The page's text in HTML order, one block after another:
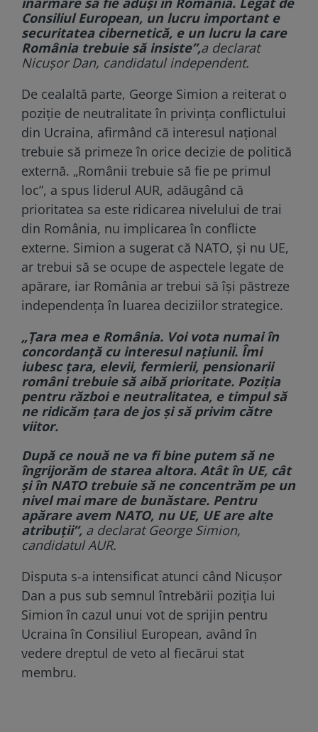
Consiliul European, un lucru important e
securitatea cibernetică, e un lucru la care
România trebuie să insiste”,a declarat
Nicușor Dan, candidatul independent.
De cealaltă parte, George Simion a reiterat o
poziție de neutralitate în privința conflictului
din Ucraina, afirmând că interesul național
trebuie să primeze în orice decizie de politică
externă. „Românii trebuie să fie pe primul
loc”, a spus liderul AUR, adăugând că
prioritatea sa este ridicarea nivelului de trai
din România, nu implicarea în conflicte
externe. Simion a sugerat că NATO, și nu UE,
ar trebui să se ocupe de aspectele legate de
apărare, iar România ar trebui să își păstreze
independența în luarea deciziilor strategice.
„Țara mea e România. Voi vota numai în
concordanță cu interesul națiunii. Îmi
iubesc țara, elevii, fermierii, pensionarii
români trebuie să aibă prioritate. Poziția
pentru război e neutralitatea, e timpul să
ne ridicăm țara de jos și să privim către
viitor.
După ce nouă ne va fi bine putem să ne
îngrijorăm de starea altora. Atât în UE, cât
și în NATO trebuie să ne concentrăm pe un
nivel mai mare de bunăstare. Pentru
apărare avem NATO, nu UE, UE are alte
atribuții”, a declarat George Simion,
candidatul AUR.
Disputa s-a intensificat atunci când Nicușor
Dan a pus sub semnul întrebării poziția lui
Simion în cazul unui vot de sprijin pentru
Ucraina în Consiliul European, având în
vedere dreptul de veto al fiecărui stat
membru.